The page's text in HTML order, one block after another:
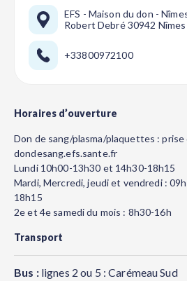
EFS - Maison du don -
Robert Debré 30942 Nîmes
+33800972100
Horaires d’ouverture
Don de sang/plasma/plaquettes : prise
dondesang.efs.sante.fr
Lundi 10h00-13h30 et 14h30-18h15
Mardi, Mercredi, jeudi et vendredi :
18h15
2e et 4e samedi du mois : 8h30-16h
Transport
Bus : lignes 2 ou 5 : Carémeau Sud